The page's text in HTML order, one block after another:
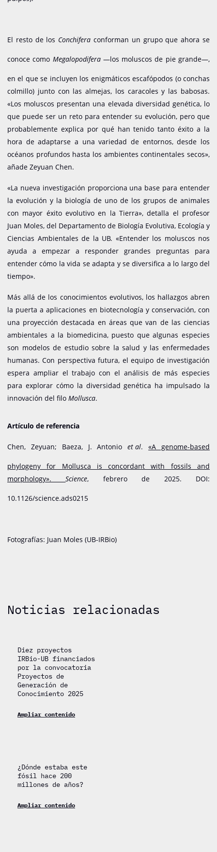
El resto de los Conchifera conforman un grupo que ahora se
conoce como Megalopodifera —los moluscos de pie grande—,
en el que se incluyen los enigmáticos escafópodos (o conchas
colmillo) junto con las almejas, los caracoles y las babosas.
«Los moluscos presentan una elevada diversidad genética, lo
que puede ser un reto para entender su evolución, pero que
probablemente explica por qué han tenido tanto éxito a la
hora de adaptarse a una variedad de entornos, desde los
océanos profundos hasta los ambientes continentales secos»,
añade Zeyuan Chen.
«La nueva investigación proporciona una base para entender
la evolución y la biología de uno de los grupos de animales
con mayor éxito evolutivo en la Tierra», detalla el profesor
Juan Moles, del Departamento de Biología Evolutiva, Ecología y
Ciencias Ambientales de la UB. «Entender los moluscos nos
ayuda a empezar a responder grandes preguntas para
entender cómo la vida se adapta y se diversifica a lo largo del
tiempo».
Más allá de los conocimientos evolutivos, los hallazgos abren
la puerta a aplicaciones en biotecnología y conservación, con
una proyección destacada en áreas que van de las ciencias
ambientales a la biomedicina, puesto que algunas especies
son modelos de estudio sobre la salud y las enfermedades
humanas. Con perspectiva futura, el equipo de investigación
espera ampliar el trabajo con el análisis de más especies
para explorar cómo la diversidad genética ha impulsado la
innovación del filo Mollusca.
Artículo de referencia
Chen, Zeyuan; Baeza, J. Antonio et al. «A genome-based
phylogeny for Mollusca is concordant with fossils and
morphology».
Science, febrero de 2025. DOI:
10.1126/science.ads0215
Fotografías: Juan Moles (UB-IRBio)
Noticias relacionadas
Diez proyectos
IRBio-UB financiados
por la convocatoria
Proyectos de
Generación de
Conocimiento 2025
Ampliar contenido
¿Dónde estaba este
fósil hace 200
millones de años?
Ampliar contenido